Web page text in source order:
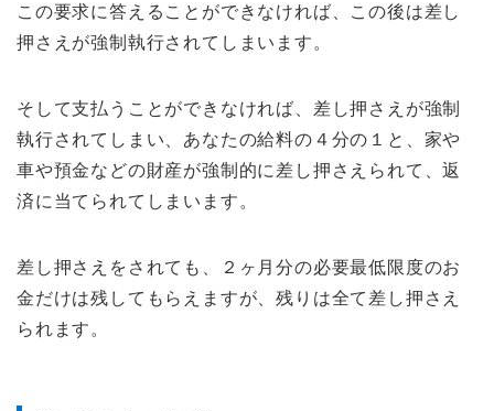
この要求に答えることができなければ、この後は差し
押さえが強制執行されてしまいます。
そして支払うことができなければ、差し押さえが強制
執行されてしまい、あなたの給料の４分の１と、家や
車や預金などの財産が強制的に差し押さえられて、返
済に当てられてしまいます。
差し押さえをされても、２ヶ月分の必要最低限度のお
金だけは残してもらえますが、残りは全て差し押さえ
られます。